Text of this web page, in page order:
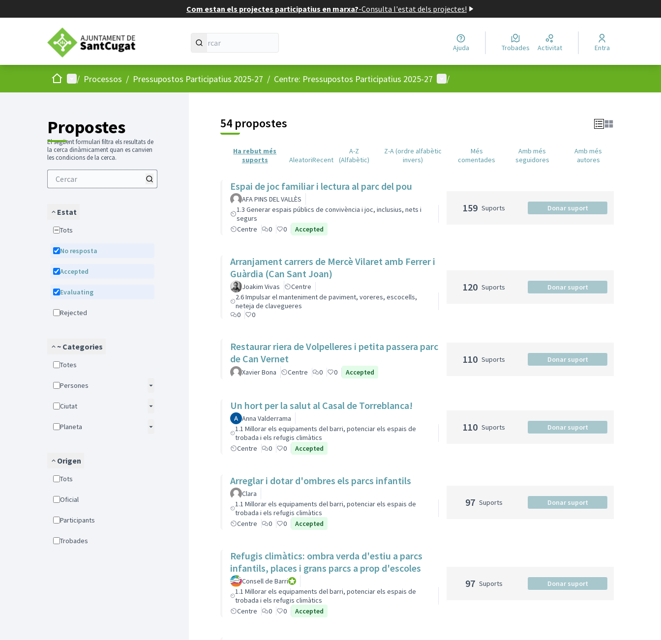
Com estan els projectes participatius en marxa?-Consulta l'estat dels projectes!
Ajuda Trobades Activitat Entra
Inici Menú principal
/ Processos / Pressupostos Participatius 2025-27 / Centre: Pressupostos Participatius 2025-27 Menú d'usuari
/
Propostes
El següent formulari filtra els resultats de
la cerca dinàmicament quan es canvien
les condicions de la cerca.
Estat
Tots
No resposta
Accepted
Evaluating
Rejected
~ Categories
Totes
Persones
Ciutat
Planeta
Origen
Tots
Oficial
Participants
Trobades
54 propostes
Ha rebut més
suports
AleatoriRecent
A-Z
(Alfabètic)
Z-A (ordre alfabètic
invers)
Més
comentades
Amb més
seguidores
Amb més
autores
Espai de joc familiar i lectura al parc del pou
AFA PINS DEL VALLÈS
1.3 Generar espais públics de convivència i joc, inclusius, nets i
segurs
Centre
0 0 Accepted
159 Suports Donar suport
Arranjament carrers de Mercè Vilaret amb Ferrer i
Guàrdia (Can Sant Joan)
Joakim Vivas
Centre
2.6 Impulsar el manteniment de paviment, voreres, escocells,
neteja de clavegueres
0
0
120 Suports Donar suport
Restaurar riera de Volpelleres i petita passera parc
de Can Vernet
Xavier Bona Centre 0 0 Accepted
110 Suports Donar suport
Un hort per la salut al Casal de Torreblanca!
Anna Valderrama
1.1 Millorar els equipaments del barri, potenciar els espais de
trobada i els refugis climàtics
Centre
0 0 Accepted
110 Suports Donar suport
Arreglar i dotar d'ombres els parcs infantils
Clara
1.1 Millorar els equipaments del barri, potenciar els espais de
trobada i els refugis climàtics
Centre
0 0 Accepted
97 Suports Donar suport
Refugis climàtics: ombra verda d'estiu a parcs
infantils, places i grans parcs a prop d'escoles
Consell de BarriConsell de Barri
1.1 Millorar els equipaments del barri, potenciar els espais de
trobada i els refugis climàtics
Centre
0 0 Accepted
97 Suports Donar suport